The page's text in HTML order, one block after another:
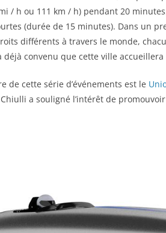
/ h ou 111 km / h) pendant 20
(durée de 15 minutes). Dans un
différents à travers le monde,
déjà convenu que cette ville accueillera
de cette série d’événements est le
a souligné l’intérêt de